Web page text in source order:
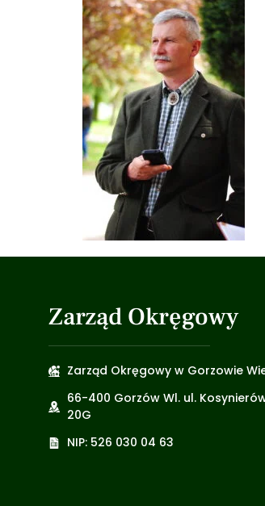
Zarząd Okręgowy
Zarząd Okręgowy w Gorzowie
66-400 Gorzów Wl. ul.
20G
NIP: 526 030 04 63